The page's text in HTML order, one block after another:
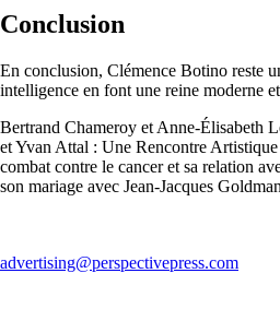
Conclusion
En conclusion, Clémence Botino reste
intelligence en font une reine moderne
Bertrand Chameroy et Anne-Élisabeth
et Yvan Attal : Une Rencontre
combat contre le cancer et sa relation
son mariage avec Jean-Jacques Goldman
advertising@perspectivepress.com